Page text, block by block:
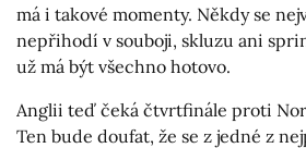
má i takové momenty. Někdy se
nepřihodí v souboji, skluzu ani
už má být všechno hotovo.
Anglii teď čeká čtvrtfinále proti
Ten bude doufat, že se z jedné z